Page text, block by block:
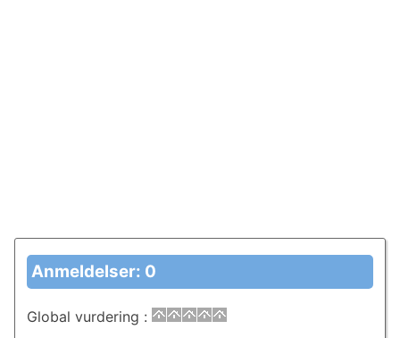
Anmeldelser: 0
Global vurdering :